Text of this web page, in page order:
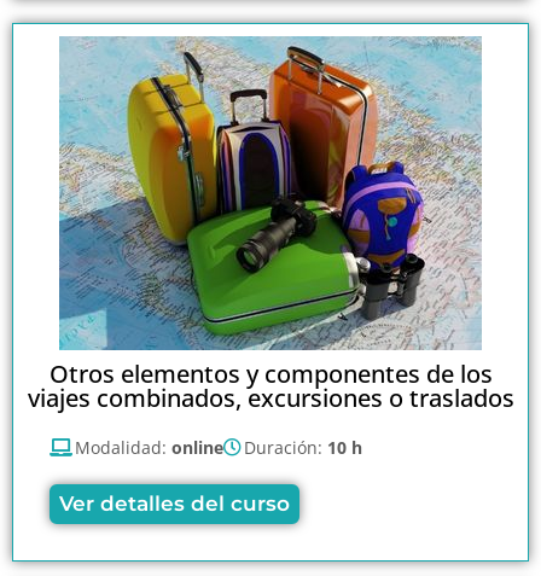
Otros elementos y componentes de los
viajes combinados, excursiones o traslados
Modalidad: online Duración: 10 h
Ver detalles del curso